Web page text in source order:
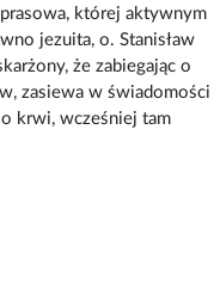
której aktywnym
jezuita, o. Stanisław
że zabiegając o
zasiewa w świadomości
o krwi, wcześniej tam